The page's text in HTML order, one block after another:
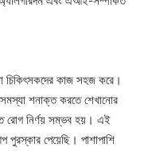
কাজ সহজ করে।
শনাক্ত করতে শেখানোর
রোগ নির্ণয় সম্ভব হয়। এই
পেয়েছি। পাশাপাশি